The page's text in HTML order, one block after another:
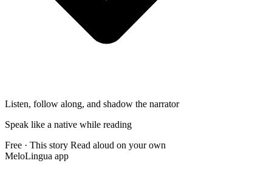
Listen, follow along, and shadow the narrator
Speak like a native while reading
Free · This story Read aloud on your own
MeloLingua app